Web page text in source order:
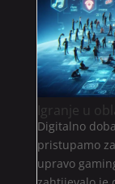
Igranje u
Digitalno
pristupamo
upravo